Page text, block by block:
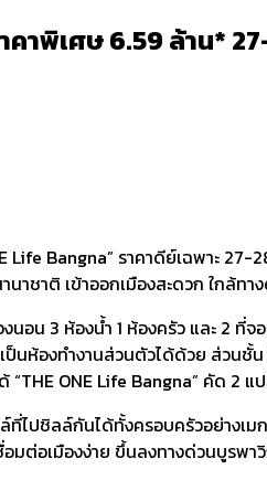
คาพิเศษ 6.59 ล้าน*
Life Bangna” ราคาดีย์เฉพาะ
นาชาติ เข้าออกเมืองสะดวก ใกล้ท
อน 3 ห้องน้ำ 1 ห้องครัว และ 2
ป็นห้องทำงานส่วนตัวได้ด้วย ส่
ONE Life Bangna” คัด 2
ชิลล์กันได้ทั้งครอบครัวอย่างเม
มต่อเมืองง่าย ขึ้นลงทางด่วนบูรพา